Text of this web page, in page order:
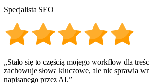
Specjalista SEO
„Stało się to częścią mojego workflow dla
zachowuje słowa kluczowe, ale nie sprawia
napisanego przez AI.”